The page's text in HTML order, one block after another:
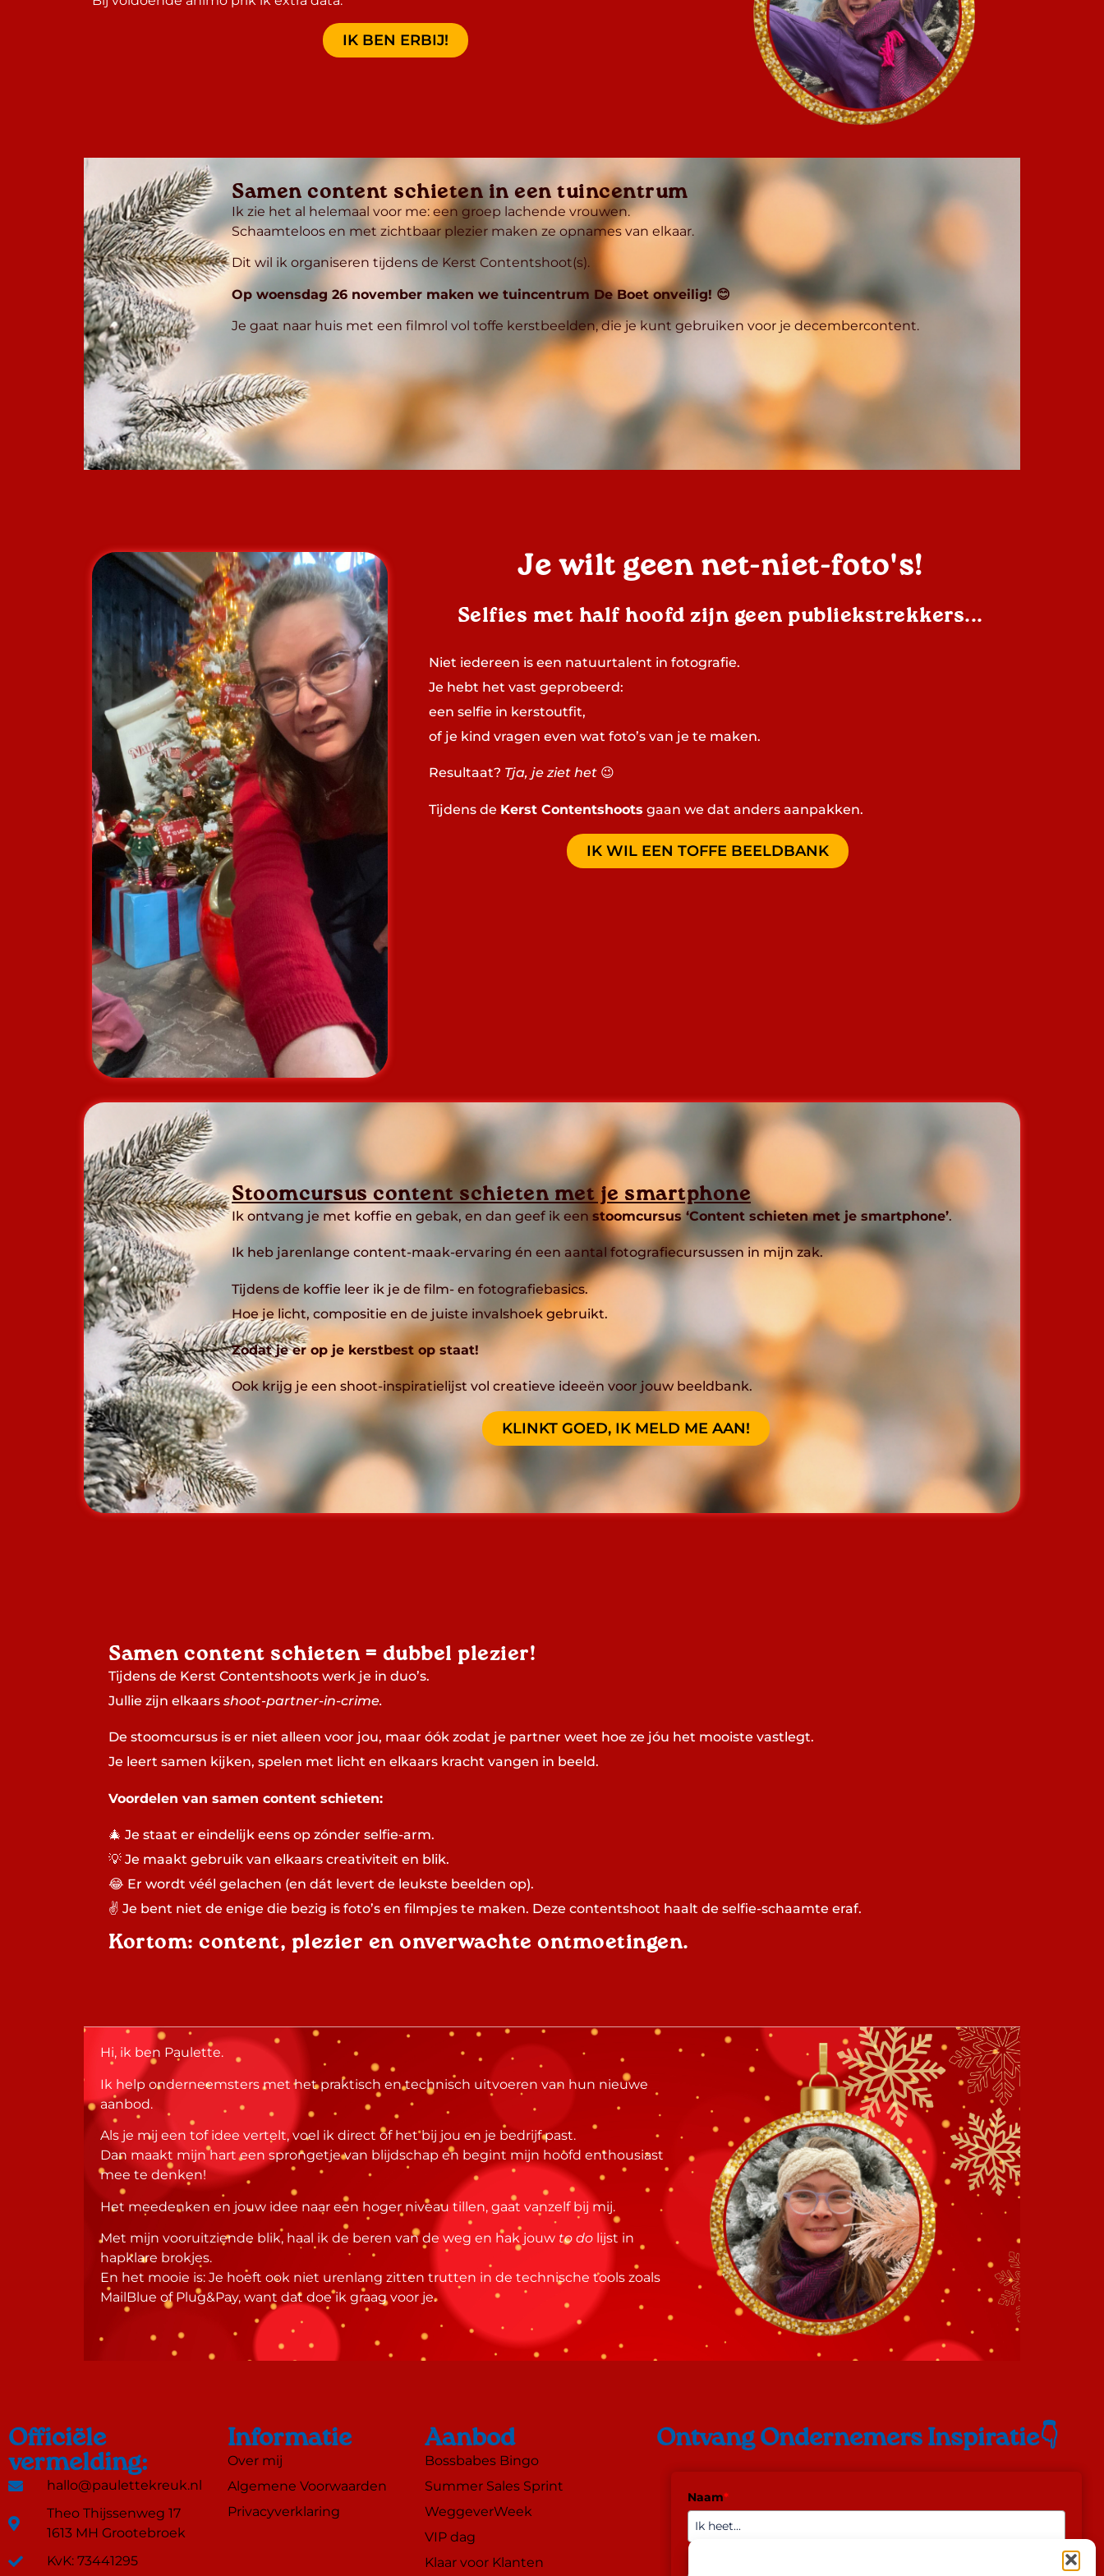
IK BEN ERBIJ!
Samen content schieten in een tuincentrum
Ik zie het al helemaal voor me: een groep lachende vrouwen.
Schaamteloos en met zichtbaar plezier maken ze opnames van elkaar.
Dit wil ik organiseren tijdens de Kerst Contentshoot(s).
Op woensdag 26 november maken we tuincentrum De Boet onveilig! 😊
Je gaat naar huis met een filmrol vol toffe kerstbeelden, die je kunt gebruiken voor je decembercontent.
Je wilt geen net-niet-foto's!
Selfies met half hoofd zijn geen publiekstrekkers...
Niet iedereen is een natuurtalent in fotografie.
Je hebt het vast geprobeerd:
een selfie in kerstoutfit,
of je kind vragen even wat foto’s van je te maken.
Resultaat? Tja, je ziet het 😉
Tijdens de Kerst Contentshoots gaan we dat anders aanpakken.
IK WIL EEN TOFFE BEELDBANK
Stoomcursus content schieten met je smartphone
Ik ontvang je met koffie en gebak, en dan geef ik een stoomcursus ‘Content schieten met je smartphone’.
Ik heb jarenlange content-maak-ervaring én een aantal fotografiecursussen in mijn zak.
Tijdens de koffie leer ik je de film- en fotografiebasics.
Hoe je licht, compositie en de juiste invalshoek gebruikt.
Zodat je er op je kerstbest op staat!
Ook krijg je een shoot-inspiratielijst vol creatieve ideeën voor jouw beeldbank.
KLINKT GOED, IK MELD ME AAN!
Samen content schieten = dubbel plezier!
Tijdens de Kerst Contentshoots werk je in duo’s.
Jullie zijn elkaars shoot-partner-in-crime.
De stoomcursus is er niet alleen voor jou, maar óók zodat je partner weet hoe ze jóu het mooiste vastlegt.
Je leert samen kijken, spelen met licht en elkaars kracht vangen in beeld.
Voordelen van samen content schieten:
🎄 Je staat er eindelijk eens op zónder selfie-arm.
💡 Je maakt gebruik van elkaars creativiteit en blik.
😂 Er wordt véél gelachen (en dát levert de leukste beelden op).
✌️ Je bent niet de enige die bezig is foto’s en filmpjes te maken. Deze contentshoot haalt de selfie-schaamte eraf.
Kortom: content, plezier en onverwachte ontmoetingen.
Hi, ik ben Paulette.
Ik help onderneemsters met het praktisch en technisch uitvoeren van hun nieuwe
aanbod.
Als je mij een tof idee vertelt, voel ik direct of het bij jou en je bedrijf past.
Dan maakt mijn hart een sprongetje van blijdschap en begint mijn hoofd enthousiast
mee te denken!
Het meedenken en jouw idee naar een hoger niveau tillen, gaat vanzelf bij mij.
Met mijn vooruitziende blik, haal ik de beren van de weg en hak jouw to do lijst in
hapklare brokjes.
En het mooie is: Je hoeft ook niet urenlang zitten trutten in de technische tools zoals
MailBlue of Plug&Pay, want dat doe ik graag voor je.
Officiële
vermelding:
hallo@paulettekreuk.nl
Theo Thijssenweg 17
1613 MH Grootebroek
KvK: 73441295
Informatie
Over mij
Algemene Voorwaarden
Privacyverklaring
Aanbod
Bossbabes Bingo
Summer Sales Sprint
WeggeverWeek
VIP dag
Klaar voor Klanten
Ontvang Ondernemers Inspiratie👇
Naam*